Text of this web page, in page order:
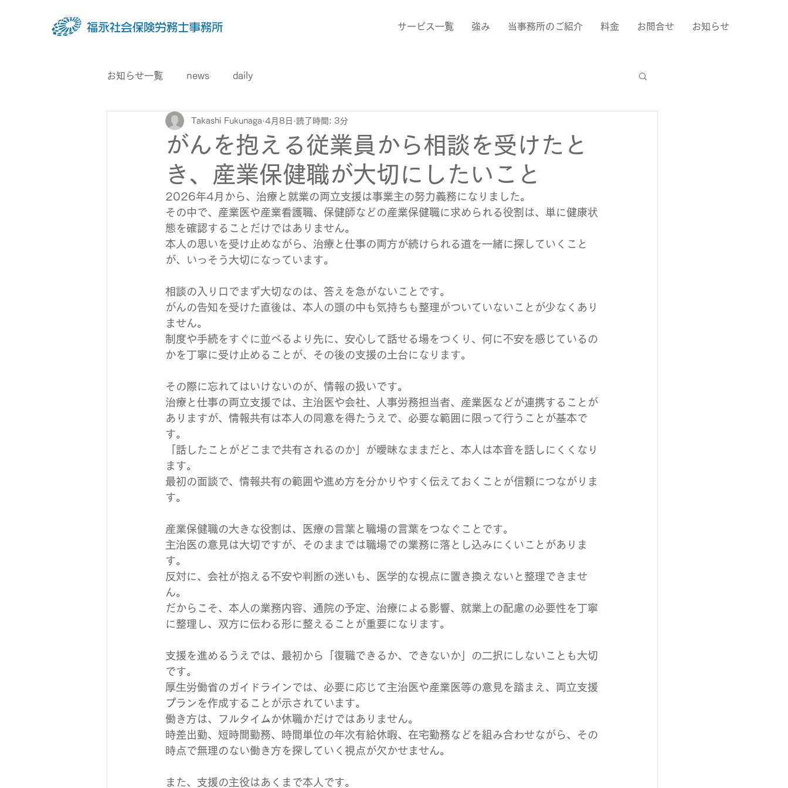
サービス一覧 強み 当事務所のご紹介 料金 お問合せ お知らせ
お知らせ一覧 news daily
がんを抱える従業員から相談を受けたと
き、産業保健職が大切にしたいこと
Takashi Fukunaga 4月8日 読了時間: 3分
2026年4月から、治療と就業の両立支援は事業主の努力義務になりました。
その中で、産業医や産業看護職、保健師などの産業保健職に求められる役割は、単に健康状
態を確認することだけではありません。
本人の思いを受け止めながら、治療と仕事の両方が続けられる道を一緒に探していくこと
が、いっそう大切になっています。
相談の入り口でまず大切なのは、答えを急がないことです。
がんの告知を受けた直後は、本人の頭の中も気持ちも整理がついていないことが少なくあり
ません。
制度や手続をすぐに並べるより先に、安心して話せる場をつくり、何に不安を感じているの
かを丁寧に受け止めることが、その後の支援の土台になります。
その際に忘れてはいけないのが、情報の扱いです。
治療と仕事の両立支援では、主治医や会社、人事労務担当者、産業医などが連携することが
ありますが、情報共有は本人の同意を得たうえで、必要な範囲に限って行うことが基本で
す。
「話したことがどこまで共有されるのか」が曖昧なままだと、本人は本音を話しにくくなり
ます。
最初の面談で、情報共有の範囲や進め方を分かりやすく伝えておくことが信頼につながりま
す。
産業保健職の大きな役割は、医療の言葉と職場の言葉をつなぐことです。
主治医の意見は大切ですが、そのままでは職場での業務に落とし込みにくいことがありま
す。
反対に、会社が抱える不安や判断の迷いも、医学的な視点に置き換えないと整理できませ
ん。
だからこそ、本人の業務内容、通院の予定、治療による影響、就業上の配慮の必要性を丁寧
に整理し、双方に伝わる形に整えることが重要になります。
支援を進めるうえでは、最初から「復職できるか、できないか」の二択にしないことも大切
です。
厚生労働省のガイドラインでは、必要に応じて主治医や産業医等の意見を踏まえ、両立支援
プランを作成することが示されています。
働き方は、フルタイムか休職かだけではありません。
時差出勤、短時間勤務、時間単位の年次有給休暇、在宅勤務などを組み合わせながら、その
時点で無理のない働き方を探していく視点が欠かせません。
また、支援の主役はあくまで本人です。